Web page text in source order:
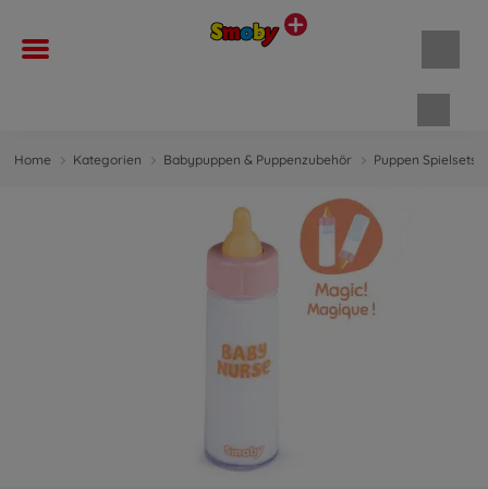
Home Kategorien Babypuppen & Puppenzubehör Puppen Spielsets